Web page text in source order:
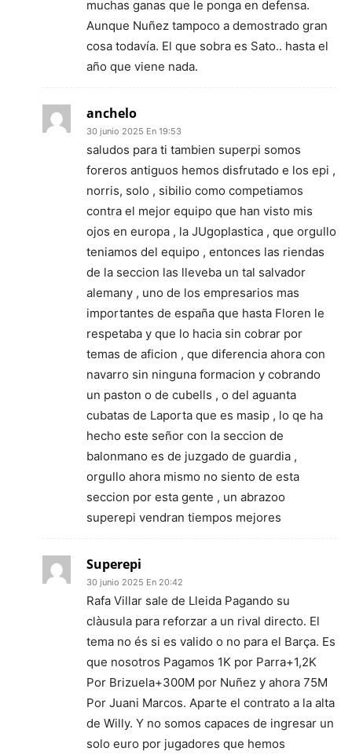
muchas ganas que le ponga en defensa.
Aunque Nuñez tampoco a demostrado gran
cosa todavía. El que sobra es Sato.. hasta el
año que viene nada.
anchelo
30 junio 2025 En 19:53
saludos para ti tambien superpi somos
foreros antiguos hemos disfrutado e los epi ,
norris, solo , sibilio como competiamos
contra el mejor equipo que han visto mis
ojos en europa , la JUgoplastica , que orgullo
teniamos del equipo , entonces las riendas
de la seccion las lleveba un tal salvador
alemany , uno de los empresarios mas
importantes de españa que hasta Floren le
respetaba y que lo hacia sin cobrar por
temas de aficion , que diferencia ahora con
navarro sin ninguna formacion y cobrando
un paston o de cubells , o del aguanta
cubatas de Laporta que es masip , lo qe ha
hecho este señor con la seccion de
balonmano es de juzgado de guardia ,
orgullo ahora mismo no siento de esta
seccion por esta gente , un abrazoo
superepi vendran tiempos mejores
Superepi
30 junio 2025 En 20:42
Rafa Villar sale de Lleida Pagando su
clàusula para reforzar a un rival directo. El
tema no és si es valido o no para el Barça. Es
que nosotros Pagamos 1K por Parra+1,2K
Por Brizuela+300M por Nuñez y ahora 75M
Por Juani Marcos. Aparte el contrato a la alta
de Willy. Y no somos capaces de ingresar un
solo euro por jugadores que hemos